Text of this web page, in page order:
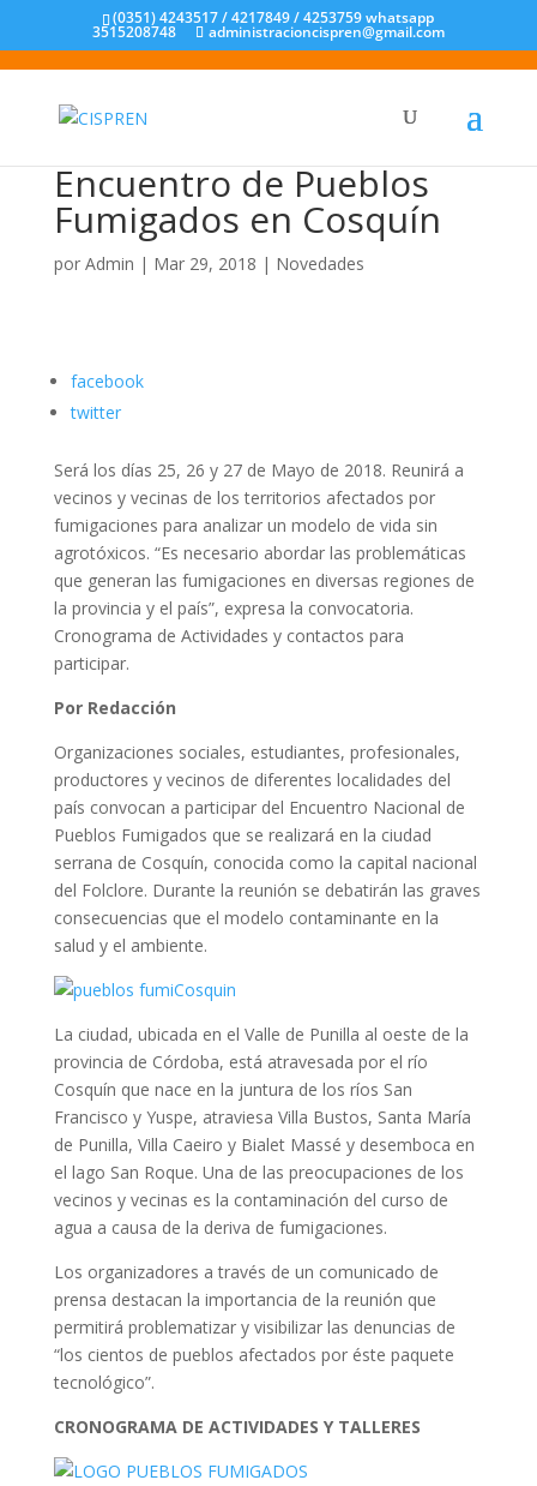
(0351) 4243517 / 4217849 / 4253759 whatsapp
3515208748 administracioncispren@gmail.com
Encuentro de Pueblos
Fumigados en Cosquín
por Admin | Mar 29, 2018 | Novedades
facebook
twitter
Será los días 25, 26 y 27 de Mayo de 2018. Reunirá a
vecinos y vecinas de los territorios afectados por
fumigaciones para analizar un modelo de vida sin
agrotóxicos. “Es necesario abordar las problemáticas
que generan las fumigaciones en diversas regiones de
la provincia y el país”, expresa la convocatoria.
Cronograma de Actividades y contactos para
participar.
Por Redacción
Organizaciones sociales, estudiantes, profesionales,
productores y vecinos de diferentes localidades del
país convocan a participar del Encuentro Nacional de
Pueblos Fumigados que se realizará en la ciudad
serrana de Cosquín, conocida como la capital nacional
del Folclore. Durante la reunión se debatirán las graves
consecuencias que el modelo contaminante en la
salud y el ambiente.
La ciudad, ubicada en el Valle de Punilla al oeste de la
provincia de Córdoba, está atravesada por el río
Cosquín que nace en la juntura de los ríos San
Francisco y Yuspe, atraviesa Villa Bustos, Santa María
de Punilla, Villa Caeiro y Bialet Massé y desemboca en
el lago San Roque. Una de las preocupaciones de los
vecinos y vecinas es la contaminación del curso de
agua a causa de la deriva de fumigaciones.
Los organizadores a través de un comunicado de
prensa destacan la importancia de la reunión que
permitirá problematizar y visibilizar las denuncias de
“los cientos de pueblos afectados por éste paquete
tecnológico”.
CRONOGRAMA DE ACTIVIDADES Y TALLERES